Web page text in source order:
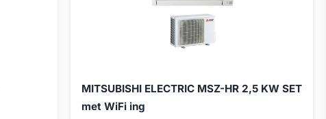
MITSUBISHI ELECTRIC MSZ-HR 2,5 KW SET
met WiFi ing